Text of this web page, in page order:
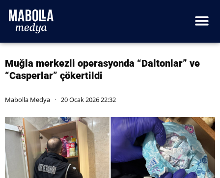
Muğla merkezli operasyonda “Daltonlar” ve
“Casperlar” çökertildi
Mabolla Medya 20 Ocak 2026 22:32